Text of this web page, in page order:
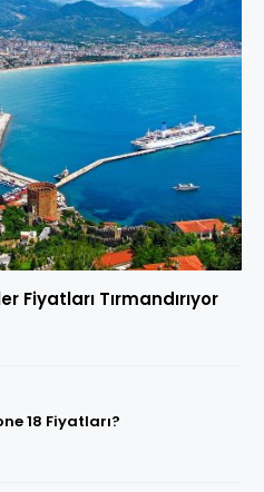
Fiyatları Tırmandırıyor
18 Fiyatları?